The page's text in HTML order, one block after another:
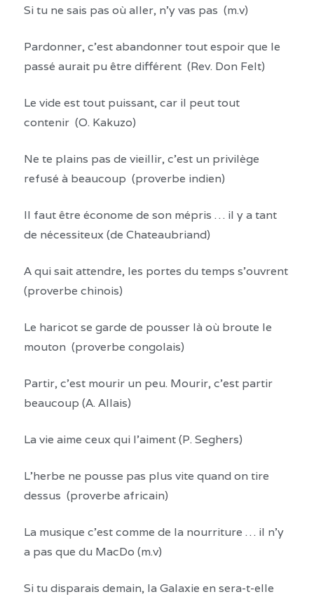
Si tu ne sais pas où aller, n’y vas pas (m.v)
Pardonner, c’est abandonner tout espoir que le
passé aurait pu être différent (Rev. Don Felt)
Le vide est tout puissant, car il peut tout
contenir (O. Kakuzo)
Ne te plains pas de vieillir, c’est un privilège
refusé à beaucoup (proverbe indien)
Il faut être économe de son mépris … il y a tant
de nécessiteux (de Chateaubriand)
A qui sait attendre, les portes du temps s’ouvrent
(proverbe chinois)
Le haricot se garde de pousser là où broute le
mouton (proverbe congolais)
Partir, c’est mourir un peu. Mourir, c’est partir
beaucoup (A. Allais)
La vie aime ceux qui l’aiment (P. Seghers)
L’herbe ne pousse pas plus vite quand on tire
dessus (proverbe africain)
La musique c’est comme de la nourriture … il n’y
a pas que du MacDo (m.v)
Si tu disparais demain, la Galaxie en sera-t-elle